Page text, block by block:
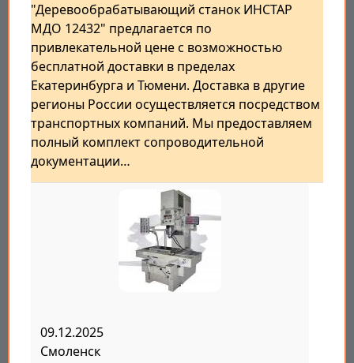
"Деревообрабатывающий станок ИНСТАР
МДО 12432" предлагается по
привлекательной цене с возможностью
бесплатной доставки в пределах
Екатеринбурга и Тюмени. Доставка в другие
регионы России осуществляется посредством
транспортных компаний. Мы предоставляем
полный комплект сопроводительной
документации…
09.12.2025
Смоленск